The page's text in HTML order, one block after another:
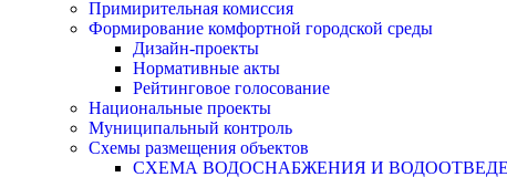
Примирительная комиссия
Формирование комфортной городской среды
Дизайн-проекты
Нормативные акты
Рейтинговое голосование
Национальные проекты
Муниципальный контроль
Схемы размещения объектов
СХЕМА ВОДОСНАБЖЕНИЯ И